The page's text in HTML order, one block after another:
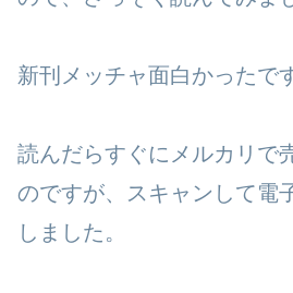
新刊メッチャ面白かったで
読んだらすぐにメルカリで
のですが、スキャンして電
しました。